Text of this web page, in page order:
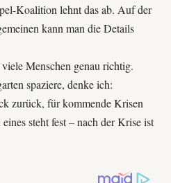
Koalition lehnt das ab. Auf der
kann man die Details
Menschen genau richtig.
spaziere, denke ich:
zurück, für kommende Krisen
steht fest – nach der Krise ist